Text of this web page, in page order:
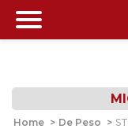
Home > De Peso >